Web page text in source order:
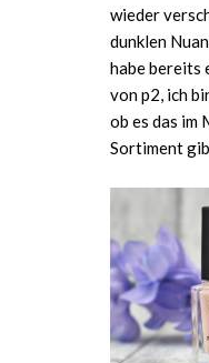
wieder
dunklen
habe bereits
von p2, ich
ob es das im
Sortiment